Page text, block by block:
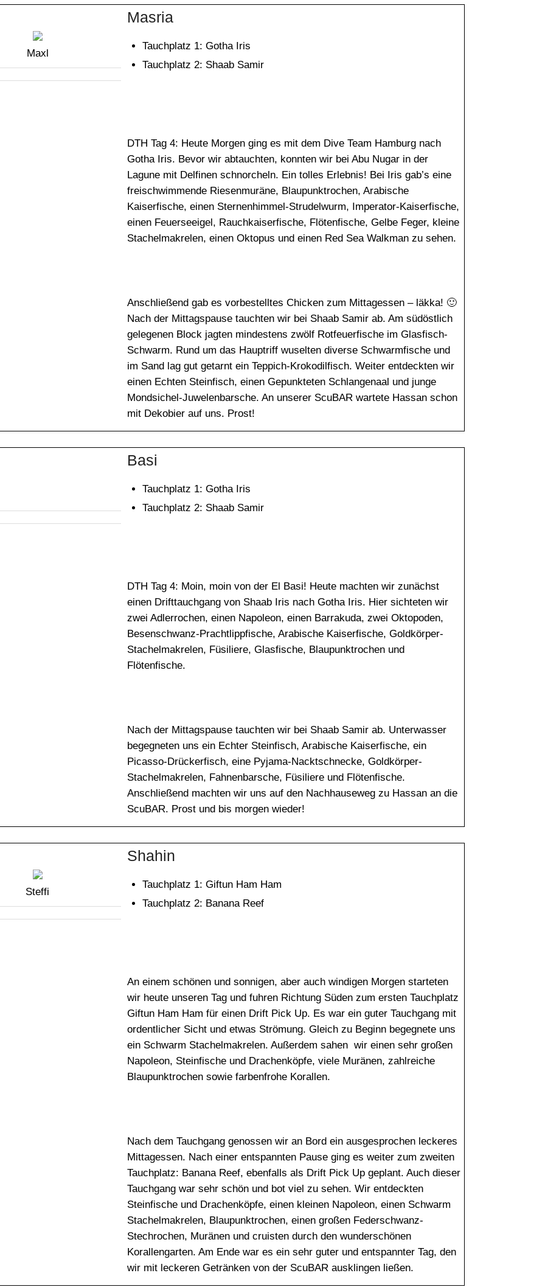
Maxl
Masria
Tauchplatz 1: Gotha Iris
Tauchplatz 2: Shaab Samir
DTH Tag 4: Heute Morgen ging es mit dem Dive Team Hamburg nach
Gotha Iris. Bevor wir abtauchten, konnten wir bei Abu Nugar in der
Lagune mit Delfinen schnorcheln. Ein tolles Erlebnis! Bei Iris gab’s eine
freischwimmende Riesenmuräne, Blaupunktrochen, Arabische
Kaiserfische, einen Sternenhimmel-Strudelwurm, Imperator-Kaiserfische,
einen Feuerseeigel, Rauchkaiserfische, Flötenfische, Gelbe Feger, kleine
Stachelmakrelen, einen Oktopus und einen Red Sea Walkman zu sehen.
Anschließend gab es vorbestelltes Chicken zum Mittagessen – läkka! 🙂
Nach der Mittagspause tauchten wir bei Shaab Samir ab. Am südöstlich
gelegenen Block jagten mindestens zwölf Rotfeuerfische im Glasfisch-
Schwarm. Rund um das Hauptriff wuselten diverse Schwarmfische und
im Sand lag gut getarnt ein Teppich-Krokodilfisch. Weiter entdeckten wir
einen Echten Steinfisch, einen Gepunkteten Schlangenaal und junge
Mondsichel-Juwelenbarsche. An unserer ScuBAR wartete Hassan schon
mit Dekobier auf uns. Prost!
Basi
Tauchplatz 1: Gotha Iris
Tauchplatz 2: Shaab Samir
DTH Tag 4: Moin, moin von der El Basi! Heute machten wir zunächst
einen Drifttauchgang von Shaab Iris nach Gotha Iris. Hier sichteten wir
zwei Adlerrochen, einen Napoleon, einen Barrakuda, zwei Oktopoden,
Besenschwanz-Prachtlippfische, Arabische Kaiserfische, Goldkörper-
Stachelmakrelen, Füsiliere, Glasfische, Blaupunktrochen und
Flötenfische.
Nach der Mittagspause tauchten wir bei Shaab Samir ab. Unterwasser
begegneten uns ein Echter Steinfisch, Arabische Kaiserfische, ein
Picasso-Drückerfisch, eine Pyjama-Nacktschnecke, Goldkörper-
Stachelmakrelen, Fahnenbarsche, Füsiliere und Flötenfische.
Anschließend machten wir uns auf den Nachhauseweg zu Hassan an die
ScuBAR. Prost und bis morgen wieder!
Steffi
Shahin
Tauchplatz 1: Giftun Ham Ham
Tauchplatz 2: Banana Reef
An einem schönen und sonnigen, aber auch windigen Morgen starteten
wir heute unseren Tag und fuhren Richtung Süden zum ersten Tauchplatz
Giftun Ham Ham für einen Drift Pick Up. Es war ein guter Tauchgang mit
ordentlicher Sicht und etwas Strömung. Gleich zu Beginn begegnete uns
ein Schwarm Stachelmakrelen. Außerdem sahen wir einen sehr großen
Napoleon, Steinfische und Drachenköpfe, viele Muränen, zahlreiche
Blaupunktrochen sowie farbenfrohe Korallen.
Nach dem Tauchgang genossen wir an Bord ein ausgesprochen leckeres
Mittagessen. Nach einer entspannten Pause ging es weiter zum zweiten
Tauchplatz: Banana Reef, ebenfalls als Drift Pick Up geplant. Auch dieser
Tauchgang war sehr schön und bot viel zu sehen. Wir entdeckten
Steinfische und Drachenköpfe, einen kleinen Napoleon, einen Schwarm
Stachelmakrelen, Blaupunktrochen, einen großen Federschwanz-
Stechrochen, Muränen und cruisten durch den wunderschönen
Korallengarten. Am Ende war es ein sehr guter und entspannter Tag, den
wir mit leckeren Getränken von der ScuBAR ausklingen ließen.